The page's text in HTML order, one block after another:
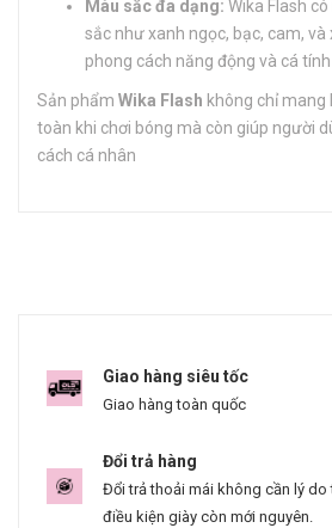
Màu sắc đa dạng: Wika Flash
sắc như xanh ngọc, bạc, cam,
phong cách năng động và cá
Sản phẩm Wika Flash không chỉ mang
toàn khi chơi bóng mà còn giúp người
cách cá nhân
Giao hàng siêu tốc
Giao hàng toàn quốc
Đổi trả hàng
Đổi trả thoải mái không cần lý do
điều kiện giày còn mới nguyên.